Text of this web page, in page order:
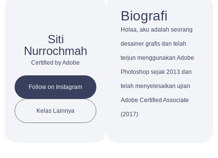
Siti
Nurrochmah
Certified by Adobe
Follow on Instagram
Kelas Lainnya
Biografi
Holaa, aku adalah seorang
desainer grafis dan telah
terjun menggunakan Adobe
Photoshop sejak 2013 dan
telah menyelesaikan ujian
Adobe Certified Associate
(2017)